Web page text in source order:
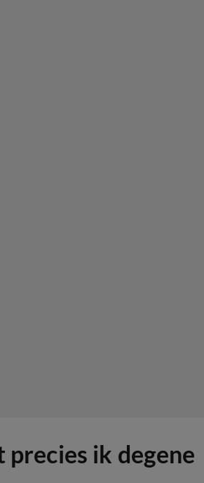
ik degene